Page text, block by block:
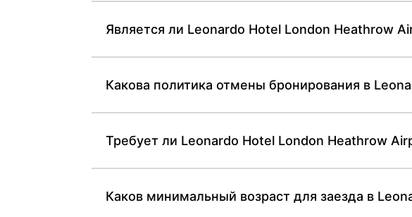
Является ли Leonardo Hotel London Heathrow
Какова политика отмены бронирования в
Требует ли Leonardo Hotel London Heathrow
Каков минимальный возраст для заезда в